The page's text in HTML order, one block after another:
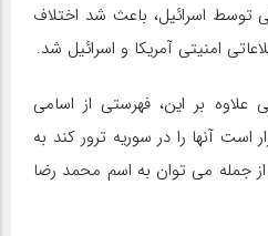
توسط اسرائیل، باعث شد اختلاف
امنیتی آمریکا و اسرائیل شد.
علاوه بر این، فهرستی از اسامی
است آنها را در سوریه ترور کند به
جمله می توان به اسم محمد رضا